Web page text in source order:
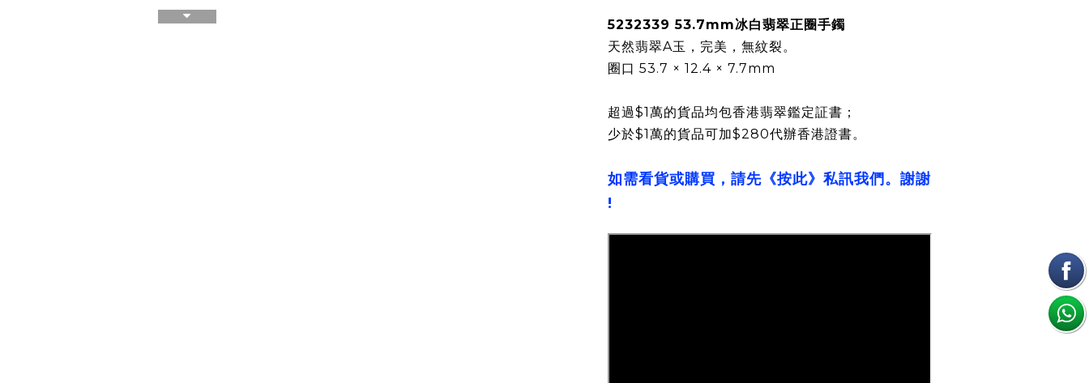
5232339 53.7mm冰白翡翠正圈手鐲
天然翡翠A玉，完美，無紋裂。
圈口 53.7 × 12.4 × 7.7mm
超過$1萬的貨品均包香港翡翠鑑定証書；
少於$1萬的貨品可加$280代辦香港證書。
如需看貨或購買，請先《按此》私訊我們。謝謝
!